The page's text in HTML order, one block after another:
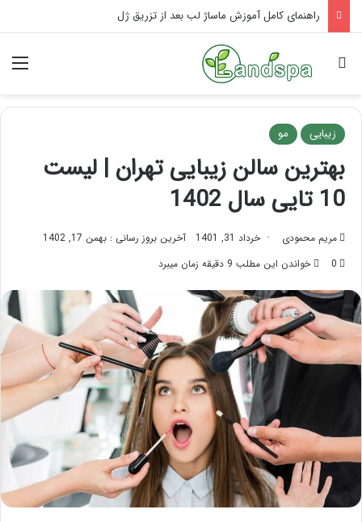
فرق ماسور با ماساژور چیست؟
جستجو برای
زیبایی مو
بهترین سالن زیبایی تهران | لیست
10 تایی سال 1402
مریم محمودی خرداد 31, 1401
آخرین بروز رسانی : بهمن 17, 1402
0
خواندن این مطلب 9 دقیقه زمان میبرد